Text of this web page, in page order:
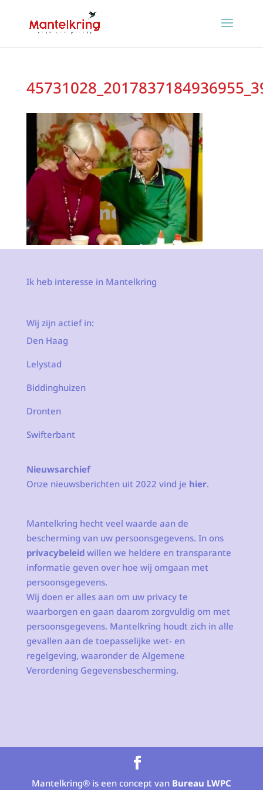
Ik heb interesse in Mantelkring
Wij zijn actief in:
Den Haag
Lelystad
Biddinghuizen
Dronten
Swifterbant
Nieuwsarchief
Onze nieuwsberichten uit 2022 vind je hier.
Mantelkring hecht veel waarde aan de
bescherming van uw persoonsgegevens. In ons
privacybeleidwillen we heldere en transparante
informatie geven over hoe wij omgaan met
persoonsgegevens.
Wij doen er alles aan om uw privacy te
waarborgen en gaan daarom zorgvuldig om met
persoonsgegevens. Mantelkring houdt zich in alle
gevallen aan de toepasselijke wet- en
regelgeving, waaronder de Algemene
Verordening Gegevensbescherming.
Mantelkring® is een concept van Bureau LWPC